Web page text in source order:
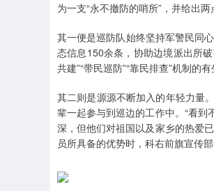
为一支“永不撤防的哨所”，并给出两
其一便是巡防队始终坚持军警民同
态信息150余条，协助边境派出所
共建”“带民巡防”“靠民排查”机制的有
其二则是源源不断加入的年轻力量
辈一起参与到巡边的工作中。“看
深，但他们对祖国以及家乡的热爱
员所具备的优势时，科右前旗宣传部